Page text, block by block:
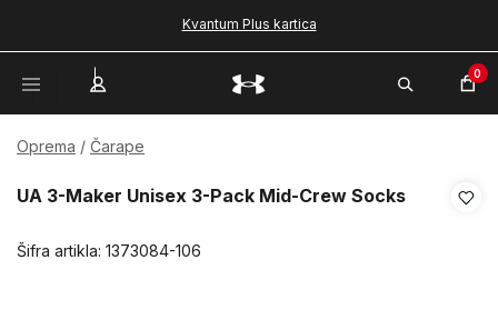
Kvantum Plus kartica
0
Oprema Čarape
UA 3-Maker Unisex 3-Pack Mid-Crew Socks
Šifra artikla: 1373084-106